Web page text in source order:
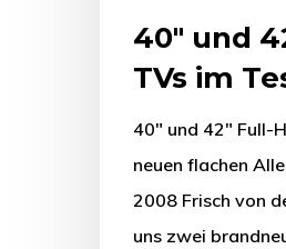
40″ und
TVs im
40" und 42" Full-
neuen flachen
2008 Frisch von
uns zwei